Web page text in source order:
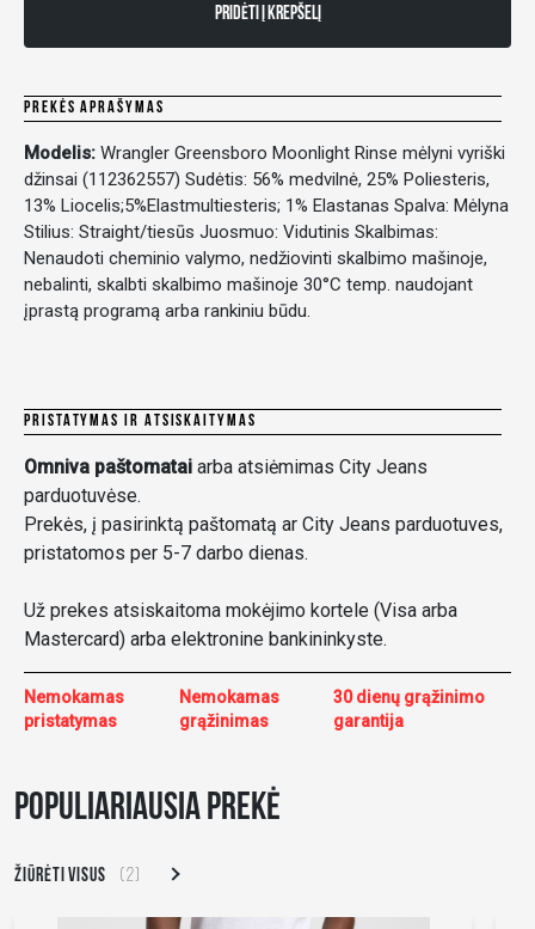
PRIDĖTI Į KREPŠELĮ
PREKĖS APRAŠYMAS
Modelis: Wrangler Greensboro Moonlight Rinse mėlyni vyriški
džinsai (112362557) Sudėtis: 56% medvilnė, 25% Poliesteris,
13% Liocelis;5%Elastmultiesteris; 1% Elastanas Spalva: Mėlyna
Stilius: Straight/tiesūs Juosmuo: Vidutinis Skalbimas:
Nenaudoti cheminio valymo, nedžiovinti skalbimo mašinoje,
nebalinti, skalbti skalbimo mašinoje 30°C temp. naudojant
įprastą programą arba rankiniu būdu.
PRISTATYMAS IR ATSISKAITYMAS
Omniva paštomatai arba atsiėmimas City Jeans
parduotuvėse.
Prekės, į pasirinktą paštomatą ar City Jeans parduotuves,
pristatomos per 5-7 darbo dienas.
Už prekes atsiskaitoma mokėjimo kortele (Visa arba
Mastercard) arba elektronine bankininkyste.
Nemokamas
pristatymas
Nemokamas
grąžinimas
30 dienų grąžinimo
garantija
POPULIARIAUSIA PREKĖ
ŽIŪRĖTI VISUS (2)